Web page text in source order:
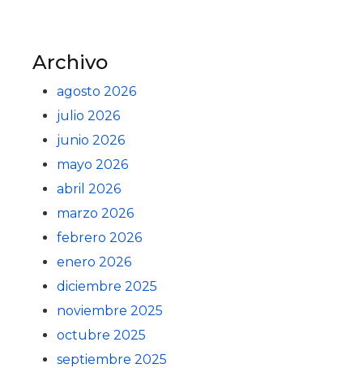
Archivo
agosto 2026
julio 2026
junio 2026
mayo 2026
abril 2026
marzo 2026
febrero 2026
enero 2026
diciembre 2025
noviembre 2025
octubre 2025
septiembre 2025